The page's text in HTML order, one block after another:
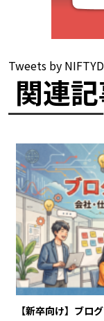
Tweets by
関連
【新卒向け】ブロ